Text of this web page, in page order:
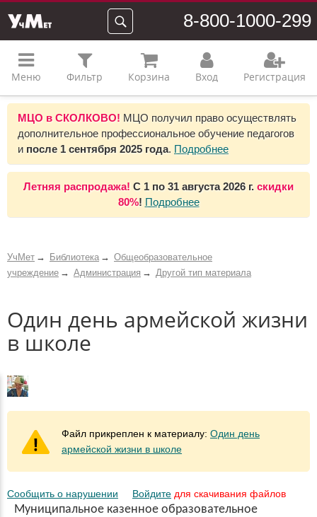
8-800-1000-299
Меню Фильтр Корзина Вход Регистрация
МЦО в СКОЛКОВО! МЦО получил право осуществлять
дополнительное профессиональное обучение педагогов
и после 1 сентября 2025 года. Подробнее
Летняя распродажа! С 1 по 31 августа 2026 г. скидки
80%! Подробнее
УчМет Библиотека
Общеобразовательное
учреждение
Администрация Другой тип материала
Один день армейской жизни
в школе
Файл прикреплен к материалу: Один день
армейской жизни в школе
Сообщить о нарушении Войдите для скачивания файлов
Муниципальное казенное образовательное